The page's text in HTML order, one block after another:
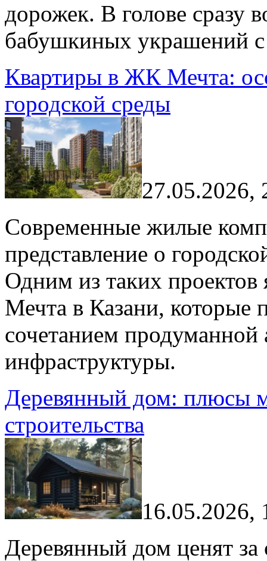
дорожек. В голове сразу
бабушкиных украшений с
Квартиры в ЖК Мечта:
городской среды
27.05.2026,
Современные жилые
представление о
Одним из таких
Мечта в Казани, которые
сочетанием продуманной
инфраструктуры.
Деревянный дом: плюсы
строительства
16.05.2026,
Деревянный дом ценят за